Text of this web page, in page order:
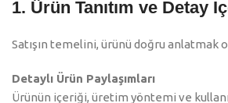
1. Ürün Tanıtım ve Detay
Satışın temelini, ürünü doğru anlatmak
Detaylı Ürün Paylaşımları
Ürünün içeriği, üretim yöntemi ve